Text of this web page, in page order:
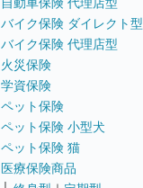
バイク保険 ダイレクト型
バイク保険 代理店型
火災保険
学資保険
ペット保険
ペット保険 小型犬
ペット保険 猫
医療保険商品